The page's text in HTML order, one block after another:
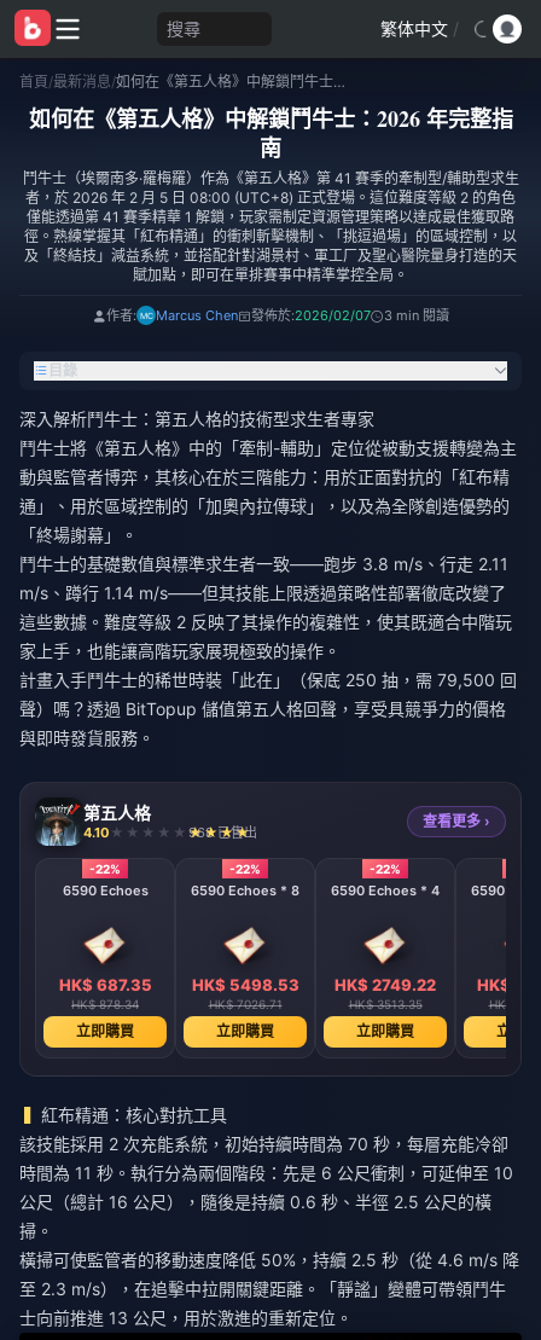
搜尋 繁体中文 /
首頁/最新消息/ 如何在《第五人格》中解鎖鬥牛士：2026 年完整指南
如何在《第五人格》中解鎖鬥牛士：2026 年完整指
南
鬥牛士（埃爾南多·羅梅羅）作為《第五人格》第 41 賽季的牽制型/輔助型求生
者，於 2026 年 2 月 5 日 08:00 (UTC+8) 正式登場。這位難度等級 2 的角色
僅能透過第 41 賽季精華 1 解鎖，玩家需制定資源管理策略以達成最佳獲取路
徑。熟練掌握其「紅布精通」的衝刺斬擊機制、「挑逗過場」的區域控制，以
及「終結技」減益系統，並搭配針對湖景村、軍工厂及聖心醫院量身打造的天
賦加點，即可在單排賽事中精準掌控全局。
作者: Marcus Chen 發佈於:2026/02/07 3 min 閱讀
目錄
深入解析鬥牛士：第五人格的技術型求生者專家
鬥牛士將《第五人格》中的「牽制-輔助」定位從被動支援轉變為主
動與監管者博弈，其核心在於三階能力：用於正面對抗的「紅布精
通」、用於區域控制的「加奧內拉傳球」，以及為全隊創造優勢的
「終場謝幕」。
鬥牛士的基礎數值與標準求生者一致——跑步 3.8 m/s、行走 2.11
m/s、蹲行 1.14 m/s——但其技能上限透過策略性部署徹底改變了
這些數據。難度等級 2 反映了其操作的複雜性，使其既適合中階玩
家上手，也能讓高階玩家展現極致的操作。
計畫入手鬥牛士的稀世時裝「此在」（保底 250 抽，需 79,500 回
聲）嗎？透過 BitTopup 儲值第五人格回聲 ，享受具競爭力的價格
與即時發貨服務。
第五人格
4.10 968 已售出
查看更多 ›
-22%
6590 Echoes
HK$ 687.35
HK$ 878.34
立即購買
-22%
6590 Echoes * 8
HK$ 5498.53
HK$ 7026.71
立即購買
-22%
6590 Echoes * 4
HK$ 2749.22
HK$ 3513.35
立即購買
6590
HK$
HK$
立即
紅布精通：核心對抗工具
該技能採用 2 次充能系統，初始持續時間為 70 秒，每層充能冷卻
時間為 11 秒。執行分為兩個階段：先是 6 公尺衝刺，可延伸至 10
公尺（總計 16 公尺），隨後是持續 0.6 秒、半徑 2.5 公尺的橫
掃。
橫掃可使監管者的移動速度降低 50%，持續 2.5 秒（從 4.6 m/s 降
至 2.3 m/s），在追擊中拉開關鍵距離。「靜謐」變體可帶領鬥牛
士向前推進 13 公尺，用於激進的重新定位。